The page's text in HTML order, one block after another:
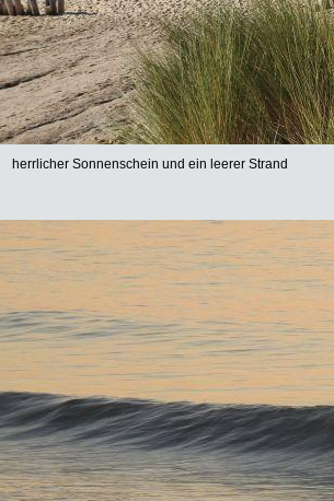
herrlicher Sonnenschein und ein leerer Strand